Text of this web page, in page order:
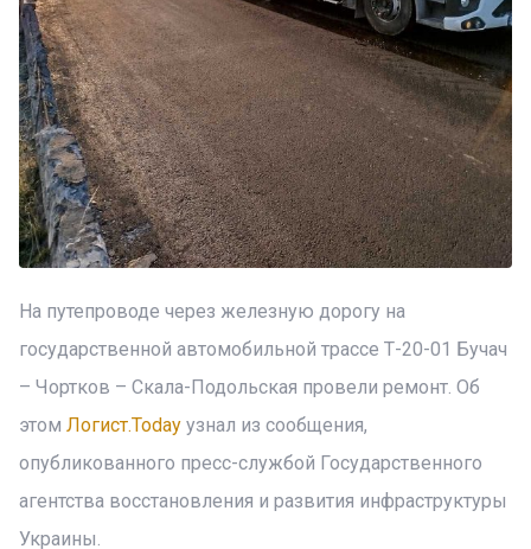
На путепроводе через железную дорогу на
государственной автомобильной трассе Т-20-01 Бучач
– Чортков – Скала-Подольская провели ремонт. Об
этом Логист.Today узнал из сообщения,
опубликованного пресс-службой Государственного
агентства восстановления и развития инфраструктуры
Украины.